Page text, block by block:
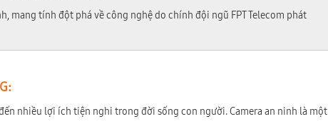
mang tính đột phá về công nghệ do chính đội ngũ FPT Telecom phát
nhiều lợi ích tiện nghi trong đời sống con người. Camera an ninh là một